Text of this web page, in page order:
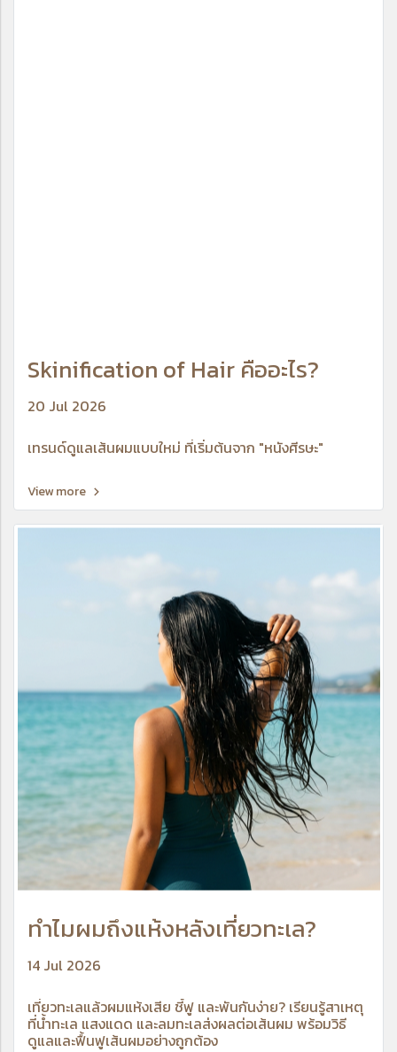
Skinification of Hair คืออะไร?
20 Jul 2026
เทรนด์ดูแลเส้นผมแบบใหม่ ที่เริ่มต้นจาก "หนังศีรษะ"
View more
ทำไมผมถึงแห้งหลังเที่ยวทะเล?
14 Jul 2026
เที่ยวทะเลแล้วผมแห้งเสีย ชี้ฟู และพันกันง่าย? เรียนรู้สาเหตุ
ที่น้ำทะเล แสงแดด และลมทะเลส่งผลต่อเส้นผม พร้อมวิธี
ดูแลและฟื้นฟูเส้นผมอย่างถูกต้อง